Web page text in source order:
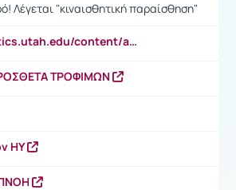
Λέγεται "κιναισθητική παραίσθηση"
http://learn.genetics.utah.edu/content/addiction/drugs/mouse.html
ΤΡΟΦΙΜΩΝ
ΗΥ